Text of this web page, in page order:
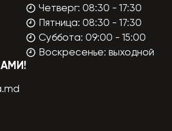
Четверг: 08:30 - 17:30
Пятница: 08:30 - 17:30
Суббота: 09:00 - 15:00
Воскресенье: выходной